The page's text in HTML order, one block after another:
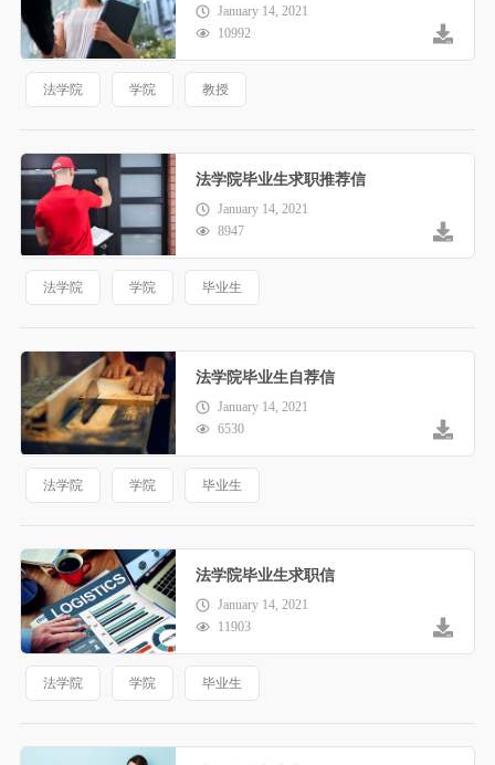
January 14, 2021
10992
法学院 学院 教授
法学院毕业生求职推荐信
January 14, 2021
8947
法学院 学院 毕业生
法学院毕业生自荐信
January 14, 2021
6530
法学院 学院 毕业生
法学院毕业生求职信
January 14, 2021
11903
法学院 学院 毕业生